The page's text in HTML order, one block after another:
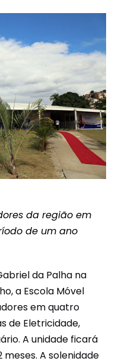
da região em
de um ano
da Palha na
a Escola Móvel
em quatro
de Eletricidade,
A unidade ficará
A solenidade